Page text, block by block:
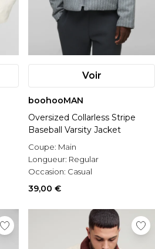
Voir
boohooMAN
Oversized Collarless Stripe
Baseball Varsity Jacket
Coupe: Main
Longueur: Regular
Occasion: Casual
39,00 €